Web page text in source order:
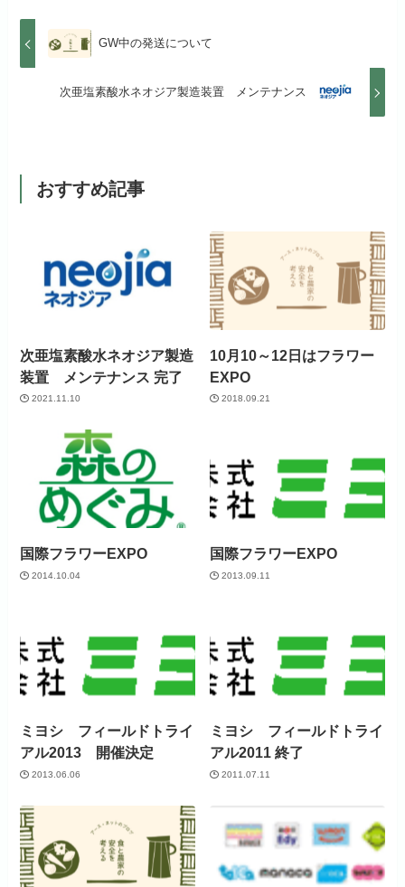
GW中の発送について
次亜塩素酸水ネオジア製造装置 メンテナンス
おすすめ記事
次亜塩素酸水ネオジア製造
装置 メンテナンス 完了
2021.11.10
10月10～12日はフラワー
EXPO
2018.09.21
国際フラワーEXPO
2014.10.04
国際フラワーEXPO
2013.09.11
ミヨシ フィールドトライ
アル2013 開催決定
2013.06.06
ミヨシ フィールドトライ
アル2011 終了
2011.07.11